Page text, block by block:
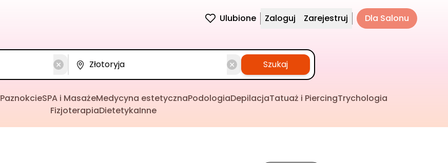
Ulubione Zaloguj Zarejestruj Dla Salonu
Szukaj
PaznokcieSPA i MasażeMedycyna estetycznaPodologiaDepilacjaTatuaż i PiercingTrychologia
FizjoterapiaDietetykaInne